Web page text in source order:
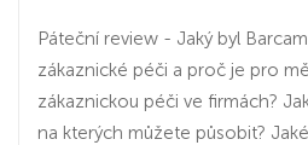
Páteční review - Jaký byl
zákaznické péči a proč je pro
zákaznickou péči ve firmách?
na kterých můžete působit?